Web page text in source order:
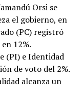
Orsi se
el gobierno, en
(PC) registró
12%.
(PI) e Identidad
de voto del 2%.
alcanza un